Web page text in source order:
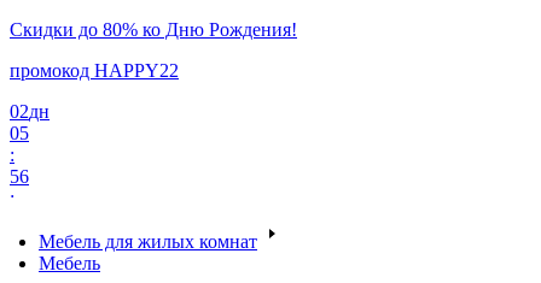
Скидки до 80% ко Дню Рождения!
промокод HAPPY22
02дн
05
:
56
:
Мебель для жилых комнат
Мебель